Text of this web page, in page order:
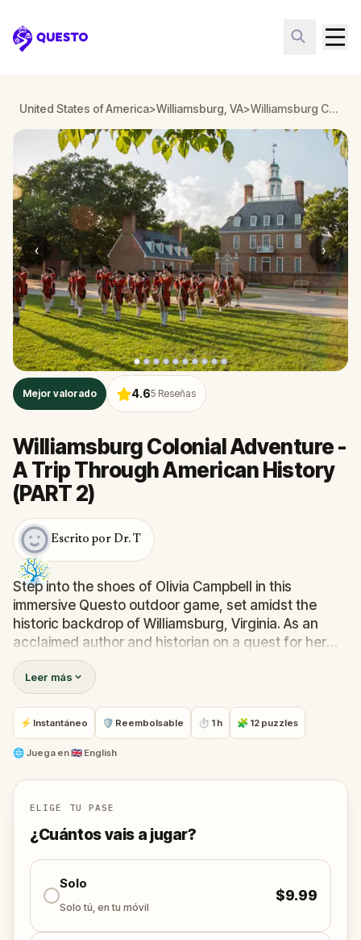
Questo
United States of America>Williamsburg, VA> Williamsburg Colonial Adventure - A Trip Through American History (PART 2)
‹ ›
Mejor valorado 4.65 Reseñas
Williamsburg Colonial Adventure -
A Trip Through American History
(PART 2)
Escrito por Dr. T
Step into the shoes of Olivia Campbell in this
immersive Questo outdoor game, set amidst the
historic backdrop of Williamsburg, Virginia. As an
acclaimed author and historian on a quest for her
next groundbreaking novel, players are transported
to the heart of American colonial times.
The living-history museum of Williamsburg becomes
your playground, where you experience colonial life
firsthand, and craft Olivia's next bestseller!
PART 2
Leer más
⚡ Instantáneo 🛡 Reembolsable ⏱ 1 h 🧩 12 puzzles
🌐 Juega en🇬🇧 English
ELIGE TU PASE
¿Cuántos vais a jugar?
Solo
Solo tú, en tu móvil
$9.99